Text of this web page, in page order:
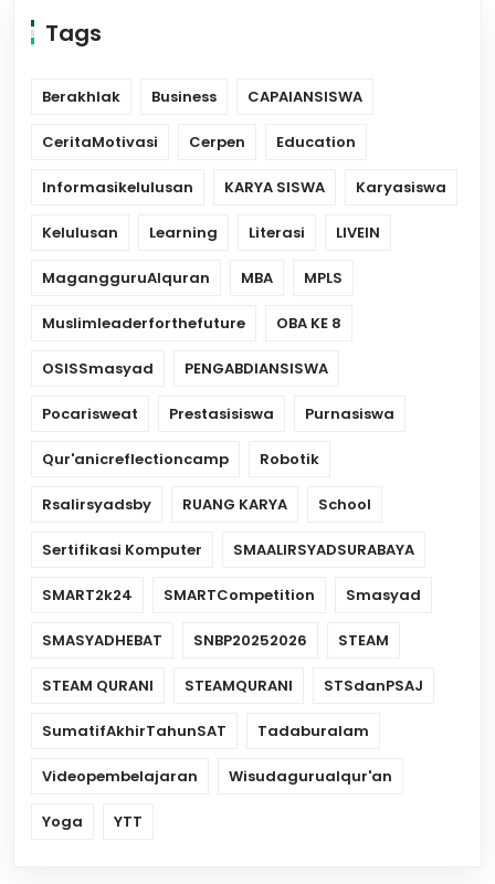
Tags
Berakhlak Business CAPAIANSISWA
CeritaMotivasi Cerpen Education
Informasikelulusan KARYA SISWA Karyasiswa
Kelulusan Learning Literasi LIVEIN
MagangguruAlquran MBA MPLS
Muslimleaderforthefuture OBA KE 8
OSISSmasyad PENGABDIANSISWA
Pocarisweat Prestasisiswa Purnasiswa
Qur'anicreflectioncamp Robotik
Rsalirsyadsby RUANG KARYA School
Sertifikasi Komputer SMAALIRSYADSURABAYA
SMART2k24 SMARTCompetition Smasyad
SMASYADHEBAT SNBP20252026 STEAM
STEAM QURANI STEAMQURANI STSdanPSAJ
SumatifAkhirTahunSAT Tadaburalam
Videopembelajaran Wisudagurualqur'an
Yoga YTT